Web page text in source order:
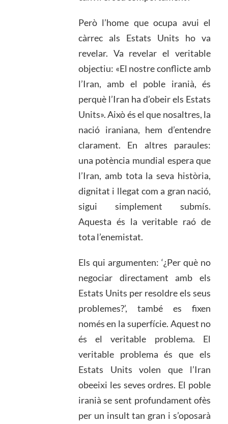
Però l’home que ocupa avui el
càrrec als Estats Units ho va
revelar. Va revelar el veritable
objectiu: «El nostre conflicte amb
l’Iran, amb el poble iranià, és
perquè l’Iran ha d’obeir els Estats
Units». Això és el que nosaltres, la
nació iraniana, hem d’entendre
clarament. En altres paraules:
una potència mundial espera que
l’Iran, amb tota la seva història,
dignitat i llegat com a gran nació,
sigui simplement submís.
Aquesta és la veritable raó de
tota l’enemistat.
Els qui argumenten: ‘¿Per què no
negociar directament amb els
Estats Units per resoldre els seus
problemes?’, també es fixen
només en la superfície. Aquest no
és el veritable problema. El
veritable problema és que els
Estats Units volen que l’Iran
obeeixi les seves ordres. El poble
iranià se sent profundament ofès
per un insult tan gran i s’oposarà